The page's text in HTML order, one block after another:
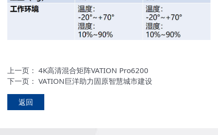
上一页：4K高清混合矩阵VATION Pro6200
下一页：VATION巨洋助力固原智慧城市建设
返回